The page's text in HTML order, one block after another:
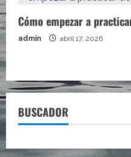
Cómo empezar a
admin abril 17, 2026
BUSCADOR